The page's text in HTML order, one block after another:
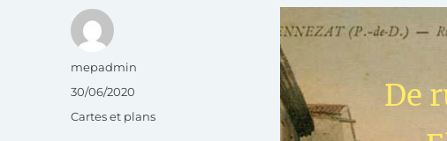
De
Auteur
mepadmin
Publié
le
30/06/2020
Catégories
Cartes et plans